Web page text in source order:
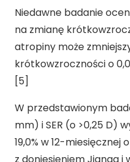
Niedawne badanie
na zmianę
atropiny może
krótkowzroczności o
[5]
W przedstawionym
mm) i SER (o >0,25 D)
19,0% w 12-miesięcznej